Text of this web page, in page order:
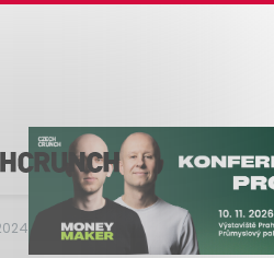
– 3 min čtení